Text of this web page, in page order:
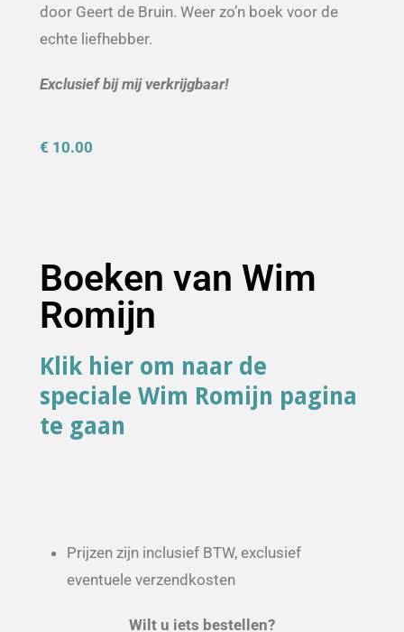
door Geert de Bruin. Weer zo’n boek voor de
echte liefhebber.
Exclusief bij mij verkrijgbaar!
€ 10.00
Boeken van Wim
Romijn
Klik hier om naar de
speciale Wim Romijn pagina
te gaan
Prijzen zijn inclusief BTW, exclusief
eventuele verzendkosten
Wilt u iets bestellen?